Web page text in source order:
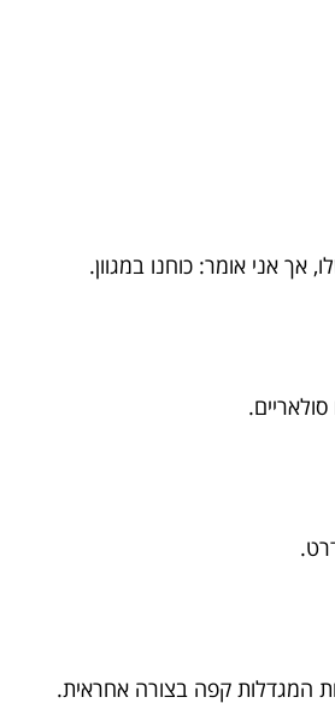
אני אומר: כוחנו במגוון.
המגדלות קפה בצורה אחראית.